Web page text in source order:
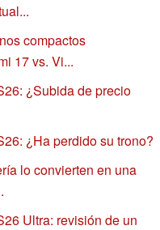
compactos
17 vs. Vi...
¿Subida de precio
¿Ha perdido su trono?
lo convierten en una
Ultra: revisión de un